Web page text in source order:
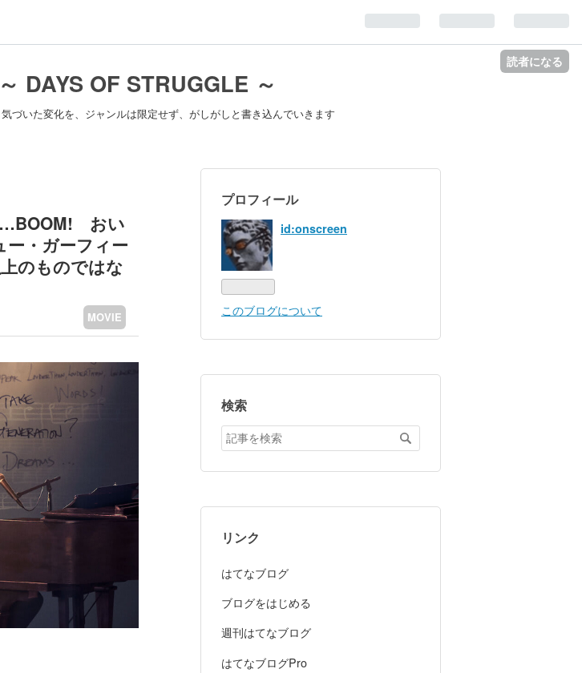
読者になる
DAYS OF STRUGGLE ～
づいた変化を、ジャンルは限定せず、がしがしと書き込んでいきます
おい
・ガーフィー
のものではな
MOVIE
プロフィール
id:onscreen
このブログについて
検索
リンク
はてなブログ
ブログをはじめる
週刊はてなブログ
はてなブログPro